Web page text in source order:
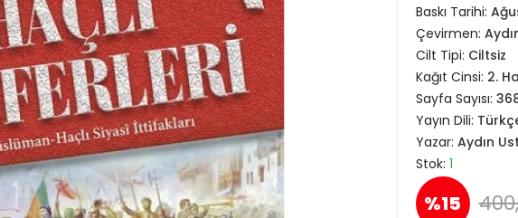
Baskı Tarihi:
Çevirmen:
Cilt Tipi: Ciltsiz
Kağıt Cinsi: 2.
Sayfa Sayısı:
Yayın Dili:
Yazar: Aydın
Stok: 1
%15